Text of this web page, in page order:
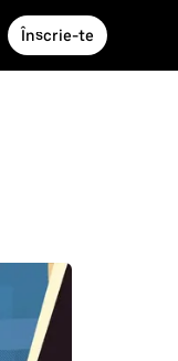
Înscrie-te